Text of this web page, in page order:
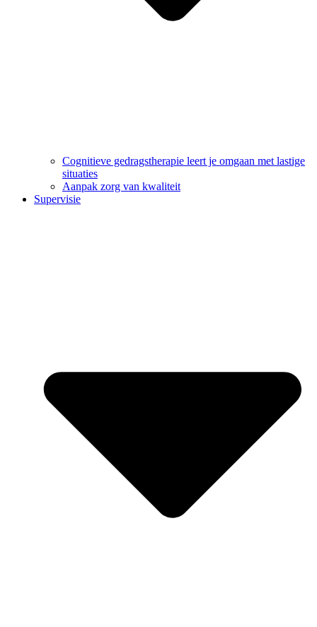
Cognitieve gedragstherapie leert je omgaan met lastige
situaties
Aanpak zorg van kwaliteit
Supervisie